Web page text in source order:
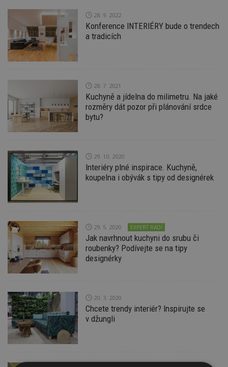
28. 9. 2022
Konference INTERIÉRY bude o trendech
a tradicích
28. 7. 2021
Kuchyně a jídelna do milimetru. Na jaké
rozměry dát pozor při plánování srdce
bytu?
29. 10. 2020
Interiéry plné inspirace. Kuchyně,
koupelna i obývák s tipy od designérek
29. 5. 2020 EXPERT RADÍ
Jak navrhnout kuchyni do srubu či
roubenky? Podívejte se na tipy
designérky
20. 3. 2020
Chcete trendy interiér? Inspirujte se
v džungli